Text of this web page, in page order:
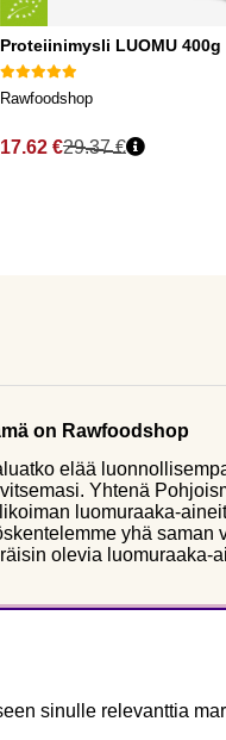
Proteiinimysli LUOMU
Rawfoodshop
17.62 €29.37 €
on Rawfoodshop
elää
Yhtenä
luomuraaka-
yhä saman
olevia luomuraaka-
sinulle relevanttia